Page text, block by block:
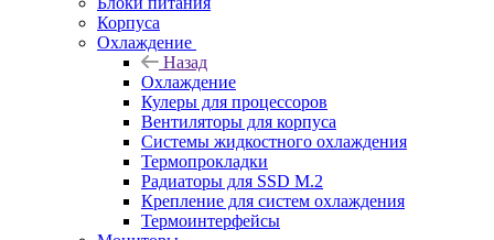
Корпуса
Охлаждение
Назад
Охлаждение
Кулеры для процессоров
Вентиляторы для корпуса
Системы жидкостного охлаждения
Термопрокладки
Радиаторы для SSD M.2
Крепление для систем охлаждения
Термоинтерфейсы